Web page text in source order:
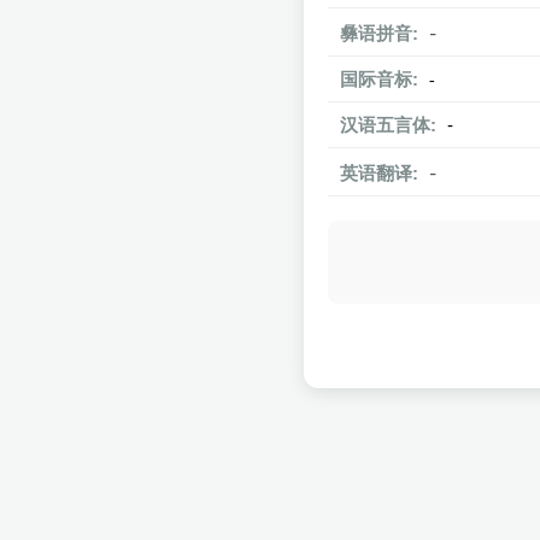
彝语拼音: -
国际音标: -
汉语五言体: -
英语翻译: -